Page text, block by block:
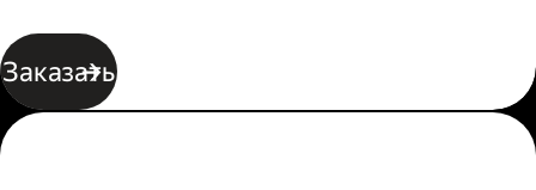
Заказать